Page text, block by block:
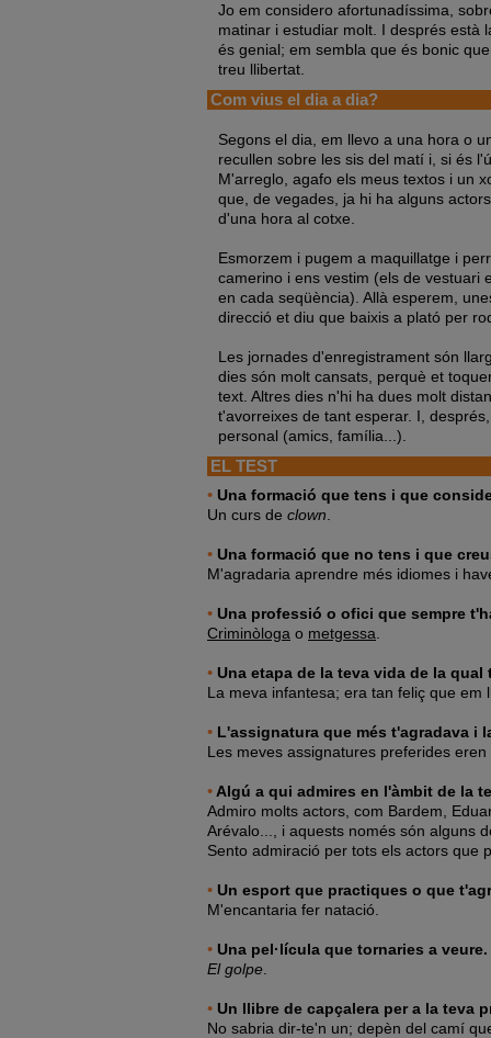
Jo em considero afortunadíssima,
matinar i estudiar molt. I després està
és genial; em sembla que és bonic
treu llibertat.
Com vius el dia a dia?
Segons el dia, em llevo a una hora o
recullen sobre les sis del matí i, si és
M'arreglo, agafo els meus textos i un
que, de vegades, ja hi ha alguns
d'una hora al cotxe.
Esmorzem i pugem a maquillatge i
camerino i ens vestim (els de vestuari
en cada seqüència). Allà esperem,
direcció et diu que baixis a plató per
Les jornades d'enregistrament són
dies són molt cansats, perquè et
text. Altres dies n'hi ha dues molt
t'avorreixes de tant esperar. I,
personal (amics, família...).
EL TEST
• Una formació que tens i que
Un curs de clown
• Una formació que no tens i que
M'agradaria aprendre més idiomes i
• Una professió o ofici que sempre
Criminòloga o metgessa
• Una etapa de la teva vida de la
La meva infantesa; era tan feliç que em
• L'assignatura que més t'agradava i
Les meves assignatures preferides
• Algú a qui admires en l'àmbit de la
Admiro molts actors, com Bardem,
Arévalo..., i aquests només són alguns
Sento admiració per tots els actors que
• Un esport que practiques o que
M'encantaria fer natació.
• Una pel·lícula que tornaries a veure.
El golpe
• Un llibre de capçalera per a la teva
No sabria dir-te'n un; depèn del camí